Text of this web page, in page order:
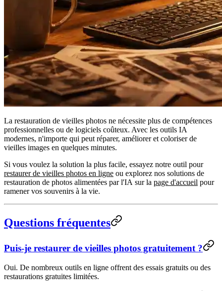
La restauration de vieilles photos ne nécessite plus de compétences
professionnelles ou de logiciels coûteux. Avec les outils IA
modernes, n'importe qui peut réparer, améliorer et coloriser de
vieilles images en quelques minutes.
Si vous voulez la solution la plus facile, essayez notre outil pour
restaurer de vieilles photos en ligne ou explorez nos solutions de
restauration de photos alimentées par l'IA sur la page d'accueil pour
ramener vos souvenirs à la vie.
Questions fréquentes
Puis-je restaurer de vieilles photos gratuitement ?
Oui. De nombreux outils en ligne offrent des essais gratuits ou des
restaurations gratuites limitées.